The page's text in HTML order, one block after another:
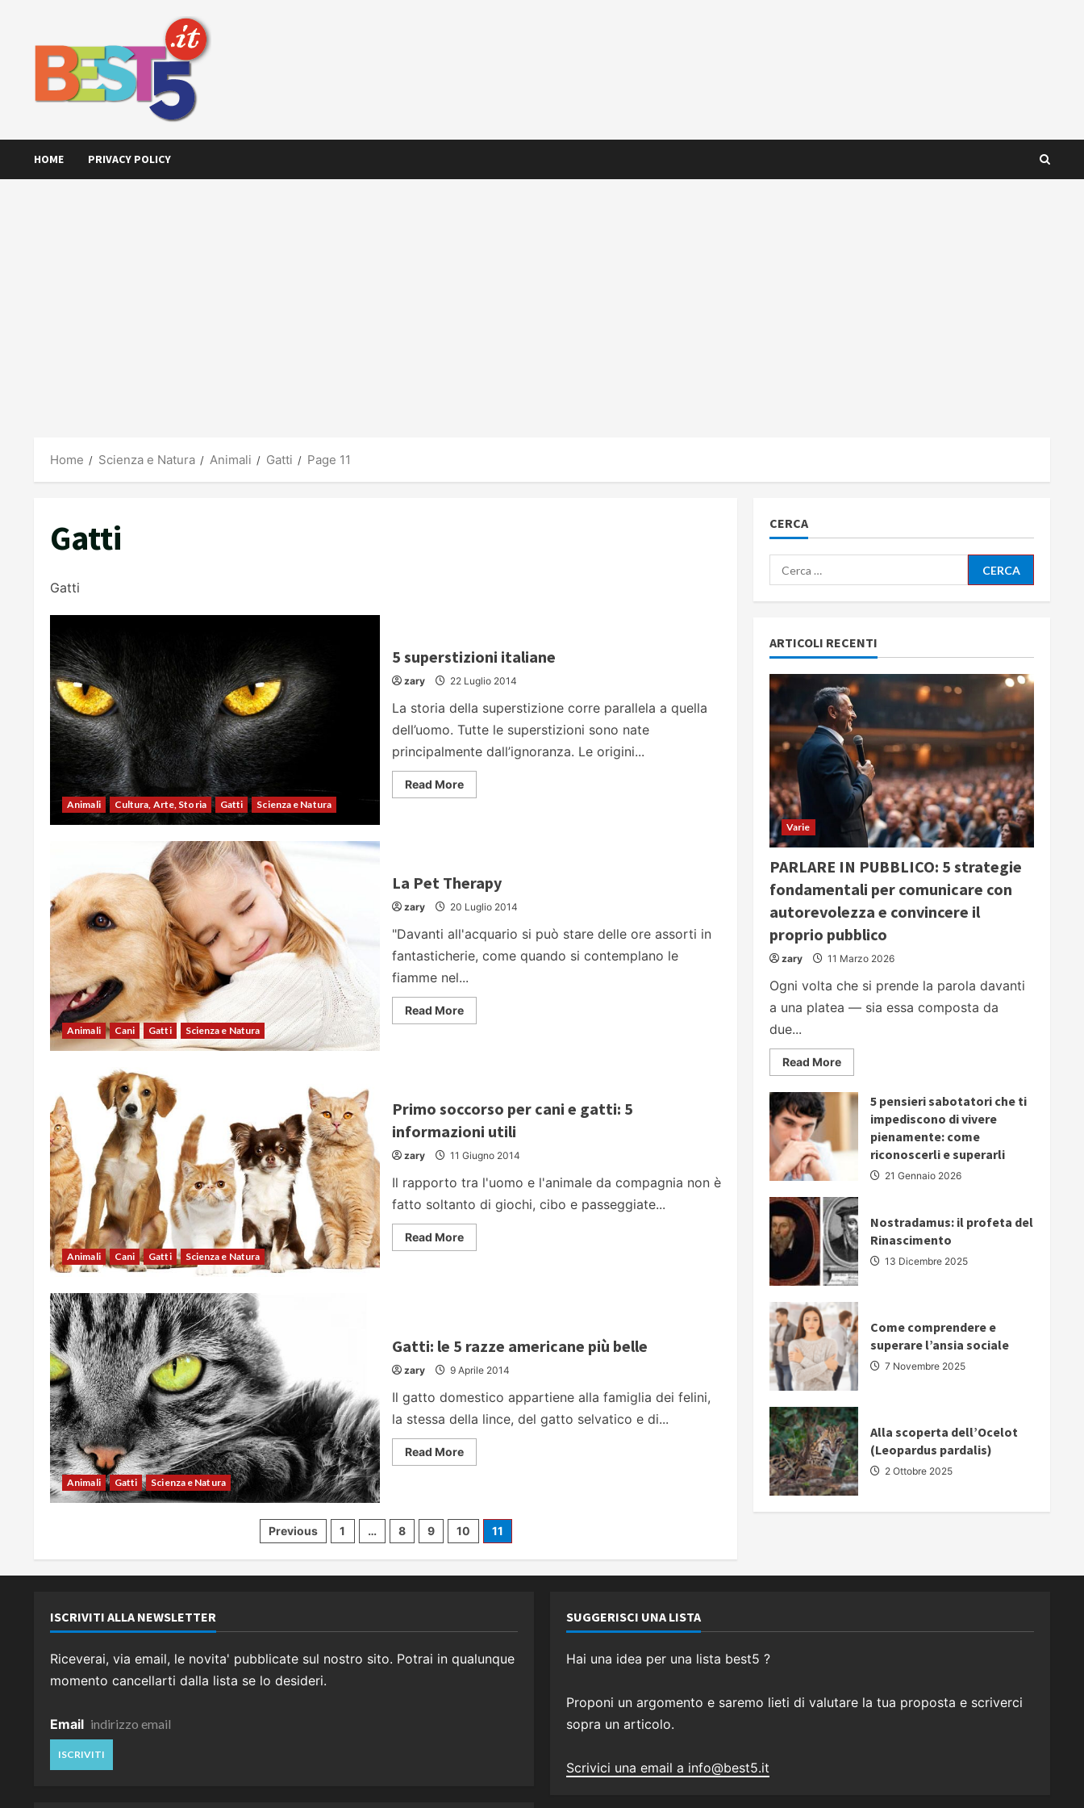
HOME PRIVACY POLICY
Home Scienza e Natura Animali Gatti Page 11
Gatti
Gatti
Animali Cultura, Arte, Storia Gatti Scienza e Natura
5 superstizioni italiane
zary 22 Luglio 2014
La storia della superstizione corre parallela a quella
dell’uomo. Tutte le superstizioni sono nate
principalmente dall’ignoranza. Le origini...
Read MoreRead
more
Animali Cani Gatti Scienza e Natura
La Pet Therapy
zary 20 Luglio 2014
"Davanti all'acquario si può stare delle ore assorti in
fantasticherie, come quando si contemplano le
fiamme nel...
Read MoreRead
more
Animali Cani Gatti Scienza e Natura
Primo soccorso per cani e gatti: 5
informazioni utili
zary 11 Giugno 2014
Il rapporto tra l'uomo e l'animale da compagnia non è
fatto soltanto di giochi, cibo e passeggiate...
Read MoreRead
more
informazioni
Animali Gatti Scienza e Natura
Gatti: le 5 razze americane più belle
zary 9 Aprile 2014
Il gatto domestico appartiene alla famiglia dei felini,
la stessa della lince, del gatto selvatico e di...
Read MoreRead
more
razze
americane
più
Paginazione
degli
Previous 1 … 8 9 10 11
CERCA
Ricerca
per:
ARTICOLI RECENTI
Varie
PARLARE IN PUBBLICO: 5 strategie
fondamentali per comunicare con
autorevolezza e convincere il
proprio pubblico
zary 11 Marzo 2026
Ogni volta che si prende la parola davanti
a una platea — sia essa composta da
due...
Read MoreRead
more
PARLARE
IN
PUBBLICO:
strategie
fondamentali
comunicare
autorevolezza
e
convincere
il
proprio
pubblico
5 pensieri sabotatori che ti
impediscono di vivere
pienamente: come
riconoscerli e superarli
21 Gennaio 2026
Nostradamus: il profeta del
Rinascimento
13 Dicembre 2025
Come comprendere e
superare l’ansia sociale
7 Novembre 2025
Alla scoperta dell’Ocelot
(Leopardus pardalis)
2 Ottobre 2025
ISCRIVITI ALLA NEWSLETTER
Riceverai, via email, le novita' pubblicate sul nostro sito. Potrai in qualunque
momento cancellarti dalla lista se lo desideri.
Email
SUGGERISCI UNA LISTA
Hai una idea per una lista best5 ?
Proponi un argomento e saremo lieti di valutare la tua proposta e scriverci
sopra un articolo.
Scrivici una email a info@best5.it